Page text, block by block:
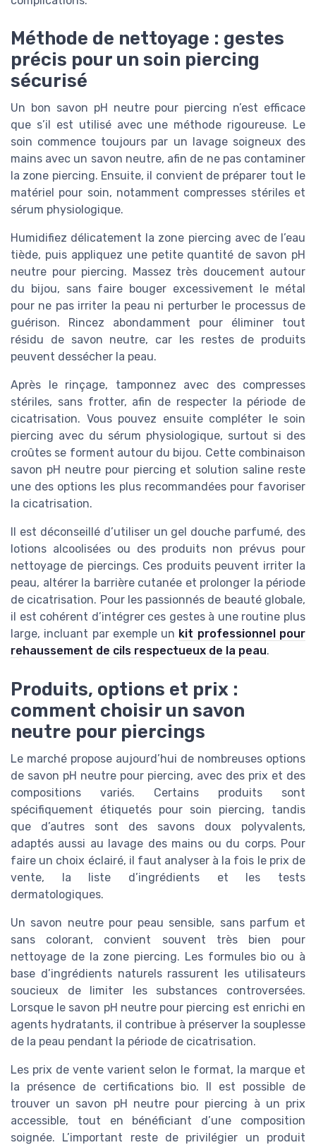
Méthode de nettoyage : gestes
précis pour un soin piercing
sécurisé
Un bon savon pH neutre pour piercing n’est efficace
que s’il est utilisé avec une méthode rigoureuse. Le
soin commence toujours par un lavage soigneux des
mains avec un savon neutre, afin de ne pas contaminer
la zone piercing. Ensuite, il convient de préparer tout le
matériel pour soin, notamment compresses stériles et
sérum physiologique.
Humidifiez délicatement la zone piercing avec de l’eau
tiède, puis appliquez une petite quantité de savon pH
neutre pour piercing. Massez très doucement autour
du bijou, sans faire bouger excessivement le métal
pour ne pas irriter la peau ni perturber le processus de
guérison. Rincez abondamment pour éliminer tout
résidu de savon neutre, car les restes de produits
peuvent dessécher la peau.
Après le rinçage, tamponnez avec des compresses
stériles, sans frotter, afin de respecter la période de
cicatrisation. Vous pouvez ensuite compléter le soin
piercing avec du sérum physiologique, surtout si des
croûtes se forment autour du bijou. Cette combinaison
savon pH neutre pour piercing et solution saline reste
une des options les plus recommandées pour favoriser
la cicatrisation.
Il est déconseillé d’utiliser un gel douche parfumé, des
lotions alcoolisées ou des produits non prévus pour
nettoyage de piercings. Ces produits peuvent irriter la
peau, altérer la barrière cutanée et prolonger la période
de cicatrisation. Pour les passionnés de beauté globale,
il est cohérent d’intégrer ces gestes à une routine plus
large, incluant par exemple un kit professionnel pour
rehaussement de cils respectueux de la peau.
Produits, options et prix :
comment choisir un savon
neutre pour piercings
Le marché propose aujourd’hui de nombreuses options
de savon pH neutre pour piercing, avec des prix et des
compositions variés. Certains produits sont
spécifiquement étiquetés pour soin piercing, tandis
que d’autres sont des savons doux polyvalents,
adaptés aussi au lavage des mains ou du corps. Pour
faire un choix éclairé, il faut analyser à la fois le prix de
vente, la liste d’ingrédients et les tests
dermatologiques.
Un savon neutre pour peau sensible, sans parfum et
sans colorant, convient souvent très bien pour
nettoyage de la zone piercing. Les formules bio ou à
base d’ingrédients naturels rassurent les utilisateurs
soucieux de limiter les substances controversées.
Lorsque le savon pH neutre pour piercing est enrichi en
agents hydratants, il contribue à préserver la souplesse
de la peau pendant la période de cicatrisation.
Les prix de vente varient selon le format, la marque et
la présence de certifications bio. Il est possible de
trouver un savon pH neutre pour piercing à un prix
accessible, tout en bénéficiant d’une composition
soignée. L’important reste de privilégier un produit